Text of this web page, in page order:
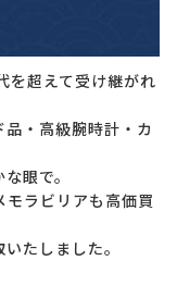
を超えて受け継がれ
・高級腕時計・カ
眼で。
ラビリアも高価買
たしました。